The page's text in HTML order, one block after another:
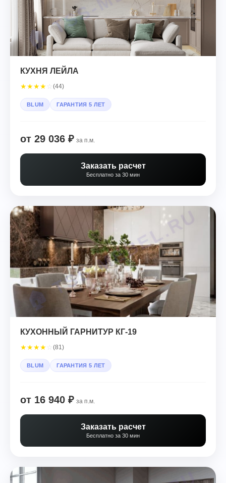
КУХНЯ ЛЕЙЛА
★★★★ (44)
BLUM ГАРАНТИЯ 5 ЛЕТ
от 29 036 ₽ за п.м.
Заказать расчет
Бесплатно за 30 мин
КУХОННЫЙ ГАРНИТУР КГ-19
★★★★ (81)
BLUM ГАРАНТИЯ 5 ЛЕТ
от 16 940 ₽ за п.м.
Заказать расчет
Бесплатно за 30 мин